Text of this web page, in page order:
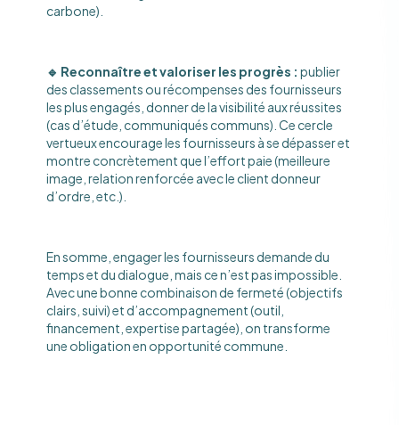
carbone).
🔹 Reconnaître et valoriser les progrès : publier
des classements ou récompenses des fournisseurs
les plus engagés, donner de la visibilité aux réussites
(cas d’étude, communiqués communs). Ce cercle
vertueux encourage les fournisseurs à se dépasser et
montre concrètement que l’effort paie (meilleure
image, relation renforcée avec le client donneur
d’ordre, etc.).
En somme, engager les fournisseurs demande du
temps et du dialogue, mais ce n’est pas impossible.
Avec une bonne combinaison de fermeté (objectifs
clairs, suivi) et d’accompagnement (outil,
financement, expertise partagée), on transforme
une obligation en opportunité commune.